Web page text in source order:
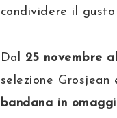
condividere il
Dal 25 novembre
selezione
bandana in